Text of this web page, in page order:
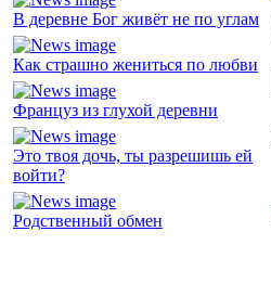
В деревне Бог живёт не по углам
Как страшно жениться по любви
Француз из глухой деревни
Это твоя дочь, ты разрешишь ей
войти?
Родственный обмен